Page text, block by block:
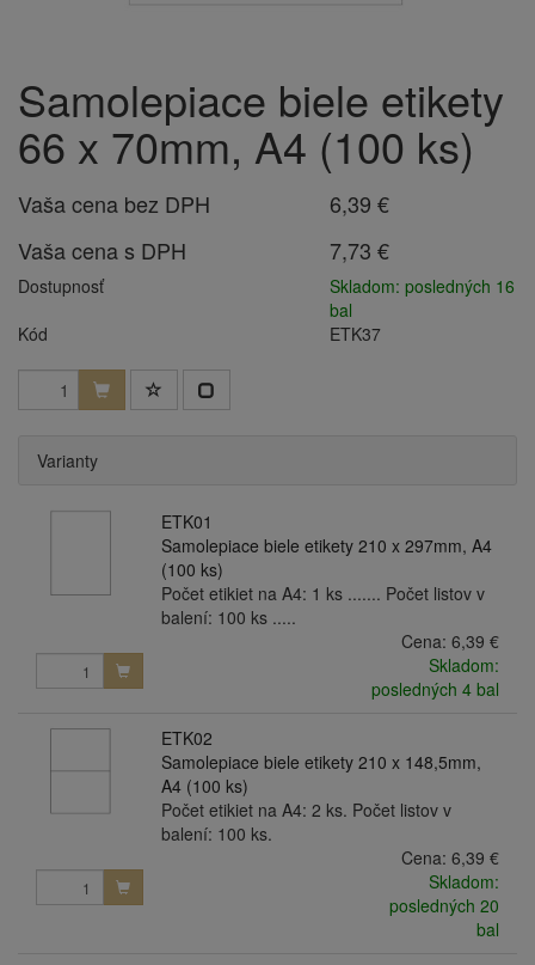
Samolepiace biele etikety
66 x 70mm, A4 (100 ks)
Vaša cena bez DPH
6,39 €
Vaša cena s DPH
7,73 €
Dostupnosť
Skladom: posledných 16
bal
Kód
ETK37
Varianty
ETK01
Samolepiace biele etikety 210 x 297mm, A4
(100 ks)
Počet etikiet na A4: 1 ks ....... Počet listov v
balení: 100 ks .....
Cena: 6,39 €
Skladom:
posledných 4 bal
ETK02
Samolepiace biele etikety 210 x 148,5mm,
A4 (100 ks)
Počet etikiet na A4: 2 ks. Počet listov v
balení: 100 ks.
Cena: 6,39 €
Skladom:
posledných 20
bal